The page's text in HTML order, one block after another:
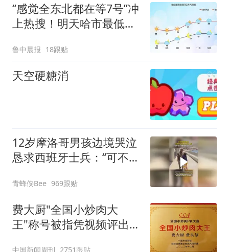
“感觉全东北都在等7号”冲
上热搜！明天哈市最低气
待“身上不粘了”
鲁中晨报 18跟贴
天空硬糖消
12岁摩洛哥男孩边境哭泣
恳求西班牙士兵：“可不可
青蜂侠Bee 969跟贴
费大厨"全国小炒肉大
王"称号被指凭视频评出
中国新闻周刊 2751跟贴